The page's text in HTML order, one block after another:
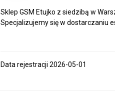
Sklep GSM Etujko z siedzibą w
Specjalizujemy się w dostarczaniu
Data rejestracji 2026-05-01